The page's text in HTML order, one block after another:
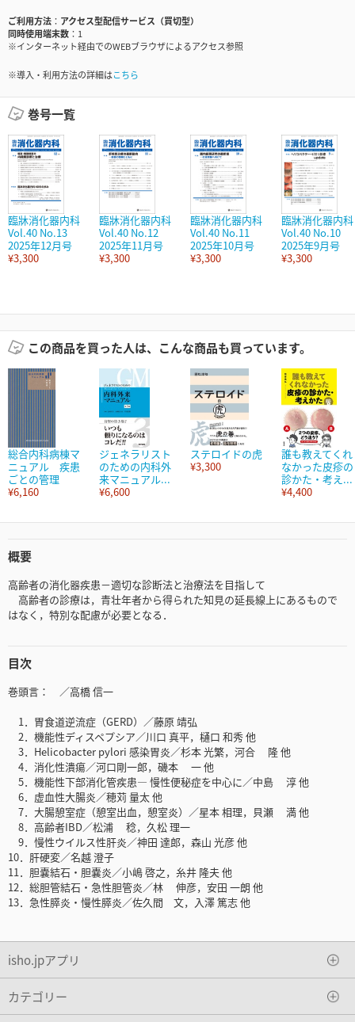
ご利用方法
アクセス型配信サービス（買切型）
同時使用端末数
1
※インターネット経由でのWEBブラウザによるアクセス参照
※導入・利用方法の詳細はこちら
巻号一覧
臨牀消化器内科
Vol.40 No.13
2025年12月号
¥3,300
臨牀消化器内科
Vol.40 No.12
2025年11月号
¥3,300
臨牀消化器内科
Vol.40 No.11
2025年10月号
¥3,300
臨牀消化器内科
Vol.40 No.10
2025年9月号
¥3,300
この商品を買った人は、こんな商品も買っています。
総合内科病棟マ
ニュアル 疾患
ごとの管理
¥6,160
ジェネラリスト
のための内科外
来マニュアル...
¥6,600
ステロイドの虎
¥3,300
誰も教えてくれ
なかった皮疹の
診かた・考え...
¥4,400
概要
高齢者の消化器疾患－適切な診断法と治療法を目指して
高齢者の診療は，青壮年者から得られた知見の延長線上にあるもので
はなく，特別な配慮が必要となる．
目次
巻頭言： ／高橋 信一
1．胃食道逆流症（GERD）／藤原 靖弘
2．機能性ディスペプシア／川口 真平，樋口 和秀 他
3．Helicobacter pylori 感染胃炎／杉本 光繁，河合 隆 他
4．消化性潰瘍／河口剛一郎，磯本 一 他
5．機能性下部消化管疾患― 慢性便秘症を中心に／中島 淳 他
6．虚血性大腸炎／穂苅 量太 他
7．大腸憩室症（憩室出血，憩室炎）／星本 相理，貝瀬 満 他
8．高齢者IBD／松浦 稔，久松 理一
9．慢性ウイルス性肝炎／神田 達郎，森山 光彦 他
10．肝硬変／名越 澄子
11．胆嚢結石・胆嚢炎／小嶋 啓之，糸井 隆夫 他
12．総胆管結石・急性胆管炎／林 伸彦，安田 一朗 他
13．急性膵炎・慢性膵炎／佐久間 文，入澤 篤志 他
isho.jpアプリ
カテゴリー